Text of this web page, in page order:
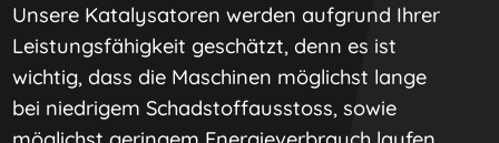
Unsere Katalysatoren werden aufgrund Ihrer
Leistungsfähigkeit geschätzt, denn es ist
wichtig, dass die Maschinen möglichst lange
bei niedrigem Schadstoffausstoss, sowie